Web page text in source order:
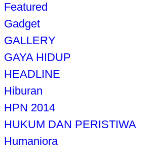
Featured
Gadget
GALLERY
GAYA HIDUP
HEADLINE
Hiburan
HPN 2014
HUKUM DAN PERISTIWA
Humaniora